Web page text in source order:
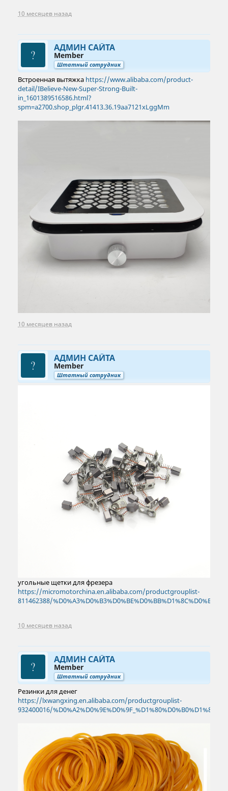
10 месяцев назад
АДМИН САЙТА
Member
Штатный сотрудник
Встроенная вытяжка https://www.alibaba.com/product-
detail/IBelieve-New-Super-Strong-Built-
in_1601389516586.html?
spm=a2700.shop_plgr.41413.36.19aa7121xLggMm
10 месяцев назад
АДМИН САЙТА
Member
Штатный сотрудник
угольные щетки для фрезера
https://micromotorchina.en.alibaba.com/productgrouplist-
811462388/
10 месяцев назад
АДМИН САЙТА
Member
Штатный сотрудник
Резинки для денег
https://lxwangxing.en.alibaba.com/productgrouplist-
932400016/